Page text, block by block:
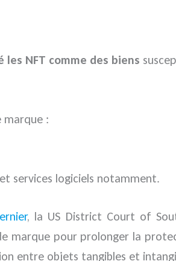
les NFT comme des biens
marque :
services logiciels notamment.
, la US District Court of
marque pour prolonger la
entre objets tangibles et